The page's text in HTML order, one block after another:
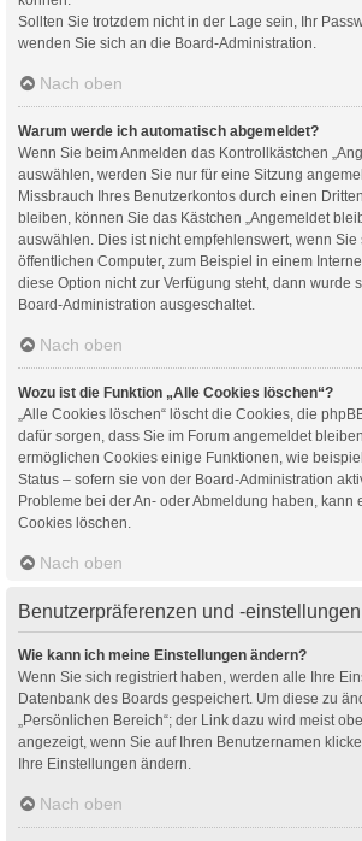
Sollten Sie trotzdem nicht in der Lage sein, Ihr
wenden Sie sich an die Board-Administration.
Nach oben
Warum werde ich automatisch abgemeldet?
Wenn Sie beim Anmelden das Kontrollkästchen
auswählen, werden Sie nur für eine Sitzung
Missbrauch Ihres Benutzerkontos durch einen
bleiben, können Sie das Kästchen „Angemeldet
auswählen. Dies ist nicht empfehlenswert, wenn Sie
öffentlichen Computer, zum Beispiel in einem
diese Option nicht zur Verfügung steht, dann wurde
Board-Administration ausgeschaltet.
Nach oben
Wozu ist die Funktion „Alle Cookies löschen“?
„Alle Cookies löschen“ löscht die Cookies, die
dafür sorgen, dass Sie im Forum angemeldet
ermöglichen Cookies einige Funktionen, wie
Status – sofern sie von der Board-Administration
Probleme bei der An- oder Abmeldung haben, kann
Cookies löschen.
Nach oben
Benutzerpräferenzen und -einstellungen
Wie kann ich meine Einstellungen ändern?
Wenn Sie sich registriert haben, werden alle Ihre
Datenbank des Boards gespeichert. Um diese zu
„Persönlichen Bereich“; der Link dazu wird meist
angezeigt, wenn Sie auf Ihren Benutzernamen
Ihre Einstellungen ändern.
Nach oben